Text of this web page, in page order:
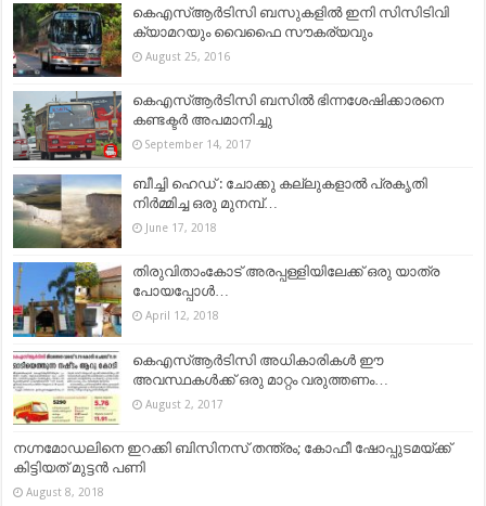
കെഎസ്ആർടിസി ബസുകളിൽ ഇനി സിസിടിവി
ക്യാമറയും വൈഫൈ സൗകര്യവും
August 25, 2016
കെഎസ്ആർടിസി ബസിൽ ഭിന്നശേഷിക്കാരനെ
കണ്ടക്ടർ അപമാനിച്ചു
September 14, 2017
ബീച്ചി ഹെഡ് : ചോക്കു കല്ലുകളാൽ പ്രകൃതി
നിർമ്മിച്ച ഒരു മുനമ്പ്…
June 17, 2018
തിരുവിതാംകോട് അരപ്പള്ളിയിലേക്ക് ഒരു യാത്ര
പോയപ്പോള്‍…
April 12, 2018
കെഎസ്ആര്‍ടിസി അധികാരികള്‍ ഈ
അവസ്ഥകള്‍ക്ക് ഒരു മാറ്റം വരുത്തണം…
August 2, 2017
നഗ്നമോഡലിനെ ഇറക്കി ബിസിനസ് തന്ത്രം; കോഫീ ഷോപ്പുടമയ്ക്ക്
കിട്ടിയത് മുട്ടൻ പണി
August 8, 2018